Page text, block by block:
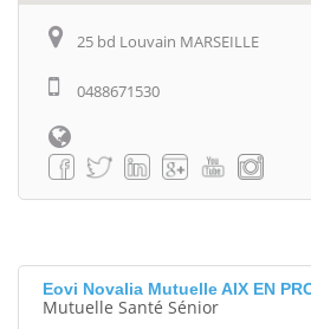
25 bd Louvain MARSEILLE
0488671530
Eovi Novalia Mutuelle AIX EN
Mutuelle Santé Sénior